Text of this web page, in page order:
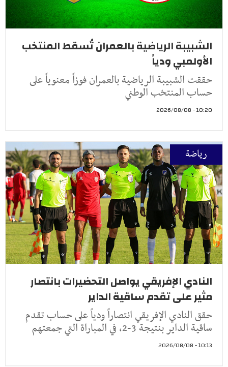
الشبيبة الرياضية بالعمران تُسقط المنتخب
الأولمبي ودياً
حققت الشبيبة الرياضية بالعمران فوزاً معنوياً على
حساب المنتخب الوطني
10:20 - 2026/08/08
رياضة
النادي الإفريقي يواصل التحضيرات بانتصار
مثير على تقدم ساقية الداير
حقق النادي الإفريقي انتصاراً ودياً على حساب تقدم
ساقية الداير بنتيجة 3-2، في المباراة التي جمعتهم
10:13 - 2026/08/08